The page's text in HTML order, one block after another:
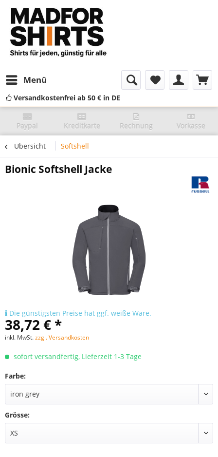
Menü
Versandkostenfrei ab 50 € in DE
Paypal Kreditkarte Rechnung Vorkasse
Übersicht Softshell
Bionic Softshell Jacke
Die günstigsten Preise hat ggf. weiße Ware.
38,72 € *
inkl. MwSt.zzgl. Versandkosten
sofort versandfertig, Lieferzeit 1-3 Tage
Farbe:
Grösse: